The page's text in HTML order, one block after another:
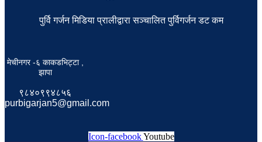
पुर्वि गर्जन मिडिया प्रालीद्वारा सञ्चालित पुर्विगर्जन डट कम
मेचीनगर -६ काकडभिट्टा ,
झापा
९८४०९९४८५६
purbigarjan5@gmail.com
Icon-facebook Youtube